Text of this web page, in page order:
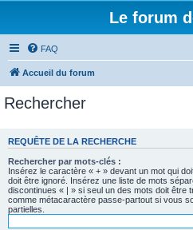
Le forum
FAQ
Accueil du forum
Rechercher
REQUÊTE DE LA RECHERCHE
Rechercher par mots-clés :
Insérez le caractère « + » devant un mot qui
doit être ignoré. Insérez une liste de mots
discontinues « | » si seul un des mots doit être
comme métacaractère passe-partout si vous
partielles.